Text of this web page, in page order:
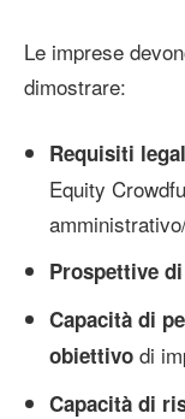
Le imprese
dimostrare:
Requisiti
Equity
Prospettive
Capacità di
obiettivo di
Capacità di